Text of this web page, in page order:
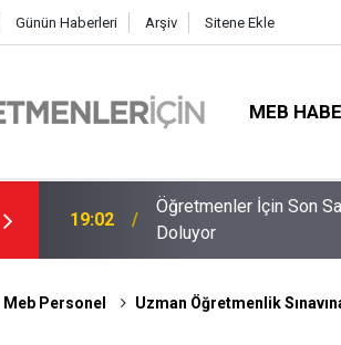
Günün Haberleri Arşiv Sitene Ekle
MEB
09:01 2026 Atama Sinyali
Meb Personel Uzman Öğretmenlik